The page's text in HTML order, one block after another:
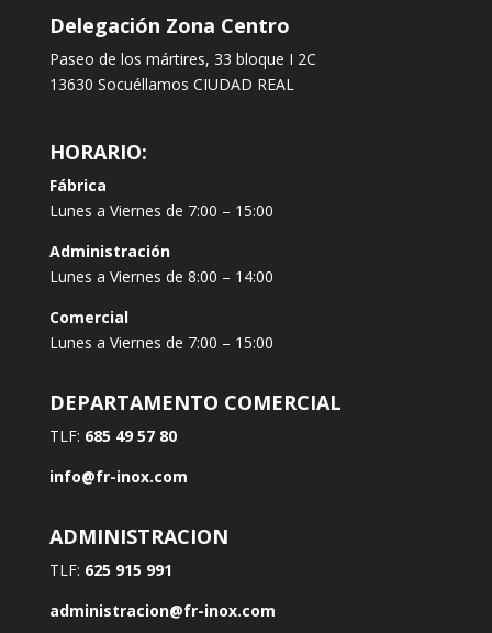
Delegación Zona Centro
Paseo de los mártires, 33 bloque I 2C
13630 Socuéllamos CIUDAD REAL
HORARIO:
Fábrica
Lunes a Viernes de 7:00 – 15:00
Administración
Lunes a Viernes de 8:00 – 14:00
Comercial
Lunes a Viernes de 7:00 – 15:00
DEPARTAMENTO COMERCIAL
TLF: 685 49 57 80
info@fr-inox.com
ADMINISTRACION
TLF: 625 915 991
administracion@fr-inox.com